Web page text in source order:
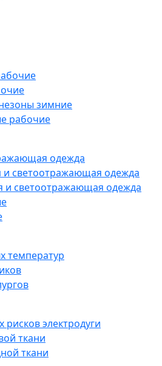
зимние
рабочие
одежда
и светоотражающая одежда
и светоотражающая одежда
температур
электродуги
ткани
ткани